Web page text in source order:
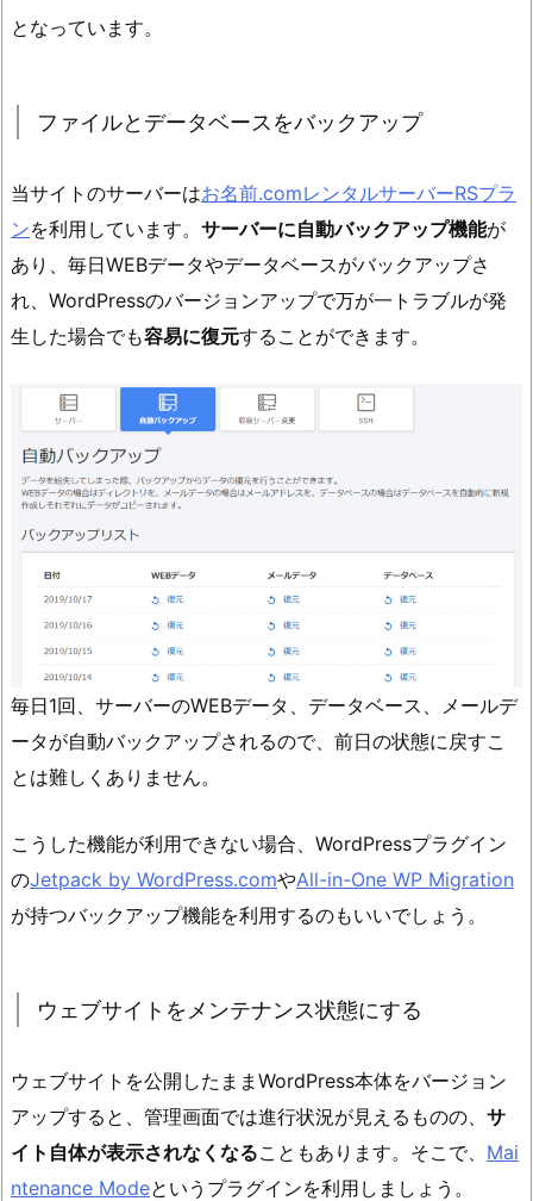
となっています。
ファイルとデータベースをバックアップ
当サイトのサーバーはお名前.comレンタルサーバーRSプラ
ンを利用しています。 サーバーに自動バックアップ機能が
あり、毎日WEBデータやデータベースがバックアップさ
れ、WordPressのバージョンアップで万が一トラブルが発
生した場合でも容易に復元することができます。
毎日1回、サーバーのWEBデータ、データベース、メールデ
ータが自動バックアップされるので、前日の状態に戻すこ
とは難しくありません。
こうした機能が利用できない場合、WordPressプラグイン
のJetpack by WordPress.comやAll-in-One WP Migration
が持つバックアップ機能を利用するのもいいでしょう。
ウェブサイトをメンテナンス状態にする
ウェブサイトを公開したままWordPress本体をバージョン
アップすると、管理画面では進行状況が見えるものの、 サ
イト自体が表示されなくなることもあります。そこで、 Mai
ntenance Modeというプラグインを利用しましょう。